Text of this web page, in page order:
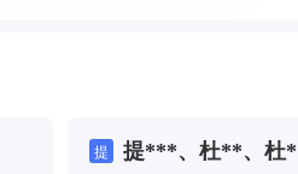
提 提***、杜**、杜